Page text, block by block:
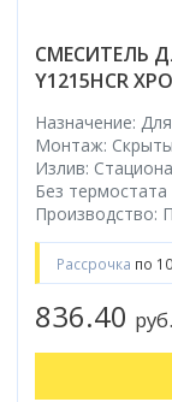
СМЕСИТЕЛЬ
Y1215HCR
Назначение:
Монтаж:
Излив:
Без термостата
Производство:
Рассрочка по
836.40 руб.